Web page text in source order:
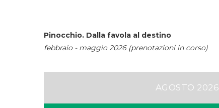
Pinocchio. Dalla favola al destino
febbraio - maggio 2026 (prenotazioni in corso)
AGOSTO 2026